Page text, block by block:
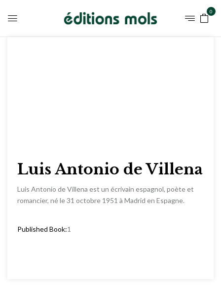
0
Luis Antonio de Villena
Luis Antonio de Villena est un écrivain espagnol, poète et
romancier, né le 31 octobre 1951 à Madrid en Espagne.
Published Book:1